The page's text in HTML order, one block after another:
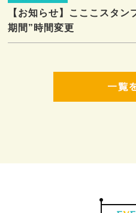
【お知らせ】こここスタン
期間”時間変更